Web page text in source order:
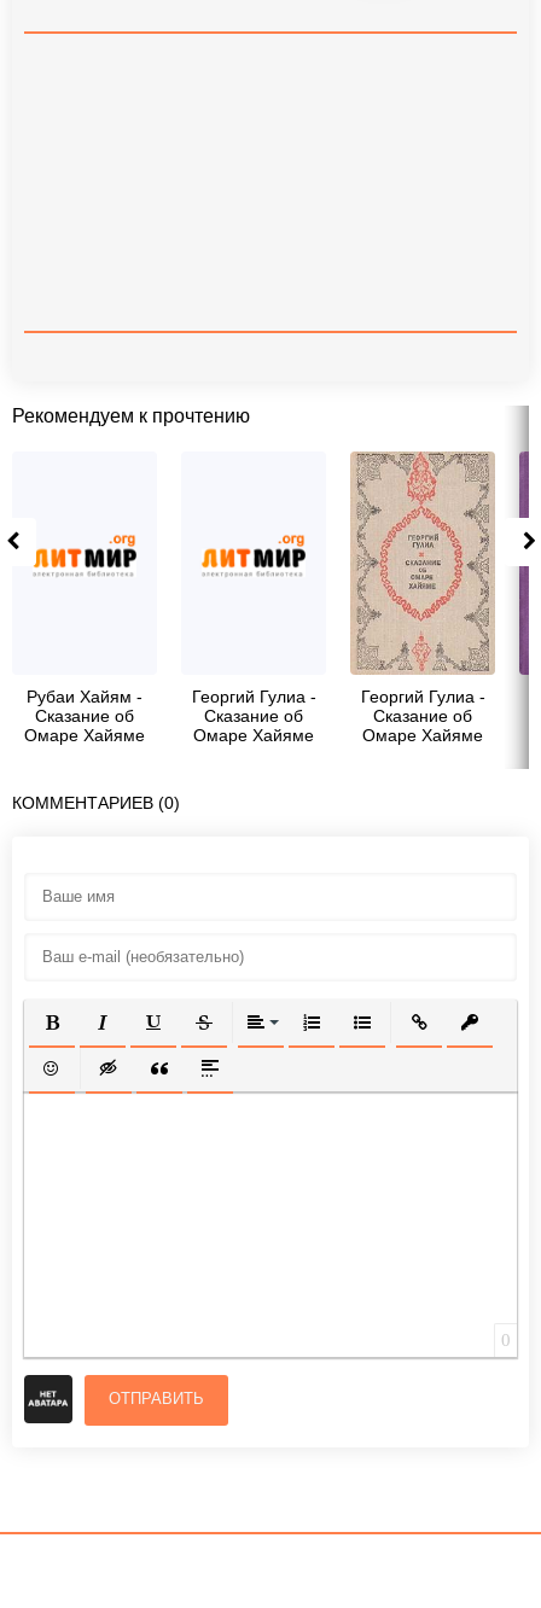
Рекомендуем к прочтению
Рубаи Хайям -
Сказание об
Омаре Хайяме
Георгий Гулиа -
Сказание об
Омаре Хайяме
Георгий Гулиа -
Сказание об
Омаре Хайяме
КОММЕНТАРИЕВ (0)
ПОЛУЖИРНЫЙ
КУРСИВПОДЧЕРКНУТЫЙ
ЗАЧЕРКНУТЫЙВЫРАВНИВАНИЕ
НУМЕРОВАННЫЙ СПИСОК
МАРКИРОВАННЫЙ
ВСТАВИТЬ
ВСТАВИТЬ СМАЙЛИК
ВСТАВКА СКРЫТОГО ТЕКСТА
ВСТАВКА ЦИТАТЫ
ВСТАВКА СПОЙЛЕРА
0
ОТПРАВИТЬ